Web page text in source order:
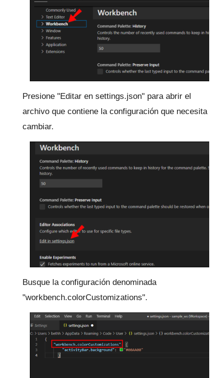
Presione "Editar en settings.json" para abrir el
archivo que contiene la configuración que necesita
cambiar.
Busque la configuración denominada
"workbench.colorCustomizations".